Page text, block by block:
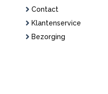
Contact
Klantenservice
Bezorging